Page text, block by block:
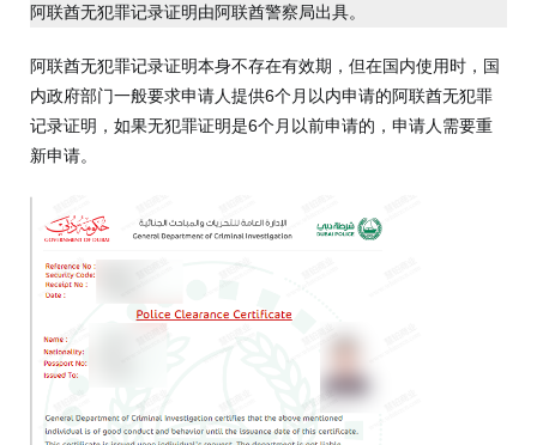
阿联酋无犯罪记录证明由阿联酋警察局出具。
阿联酋无犯罪记录证明本身不存在有效期，但在国内使用时，国
内政府部门一般要求申请人提供6个月以内申请的阿联酋无犯罪
记录证明，如果无犯罪证明是6个月以前申请的，申请人需要重
新申请。